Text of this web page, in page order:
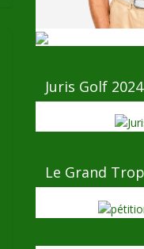
Juris Golf 2024
Le Grand